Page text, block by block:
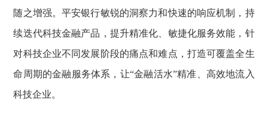
随之增强。平安银行敏锐的洞察力和快速的响应机制，持
续迭代科技金融产品，提升精准化、敏捷化服务效能，针
对科技企业不同发展阶段的痛点和难点，打造可覆盖全生
命周期的金融服务体系，让“金融活水”精准、高效地流入
科技企业。